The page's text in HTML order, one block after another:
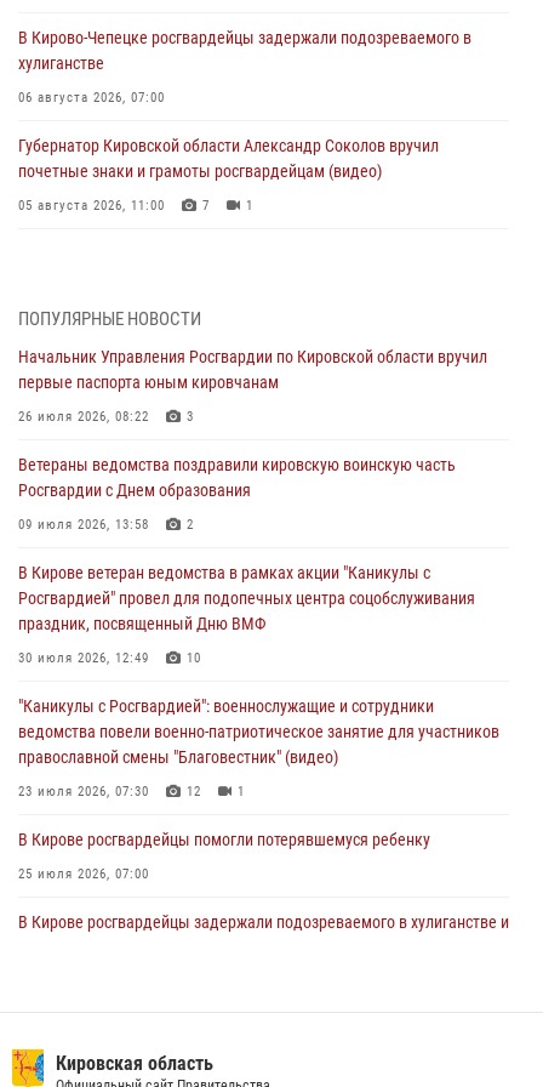
В Кирово-Чепецке росгвардейцы задержали подозреваемого в
хулиганстве
06 августа 2026, 07:00
Губернатор Кировской области Александр Соколов вручил
почетные знаки и грамоты росгвардейцам (видео)
05 августа 2026, 11:00 7 1
04 августа 2026, 09:30
В Кирове росгвардейцы задержали подозреваемого в грабеже
03 августа 2026, 09:01
митинге в честь Дня воздушно-десантных войск
03 августа 2026, 08:45
магазина
02 августа 2026, 07:00
1 августа – День дежурной службы войск национальной гвардии
01 августа 2026, 09:39
ПОПУЛЯРНЫЕ НОВОСТИ
Начальник Управления Росгвардии по Кировской области вручил
первые паспорта юным кировчанам
26 июля 2026, 08:22 3
Ветераны ведомства поздравили кировскую воинскую часть
Росгвардии с Днем образования
09 июля 2026, 13:58 2
В Кирове ветеран ведомства в рамках акции "Каникулы с
Росгвардией" провел для подопечных центра соцобслуживания
праздник, посвященный Дню ВМФ
30 июля 2026, 12:49 10
"Каникулы с Росгвардией": военнослужащие и сотрудники
ведомства повели военно-патриотическое занятие для участников
православной смены "Благовестник" (видео)
23 июля 2026, 07:30 12 1
В Кирове росгвардейцы помогли потерявшемуся ребенку
25 июля 2026, 07:00
В Кирове росгвардейцы задержали подозреваемого в хулиганстве и
вневедомственную охрану и поступления в ведомственные вузы
Кировская область